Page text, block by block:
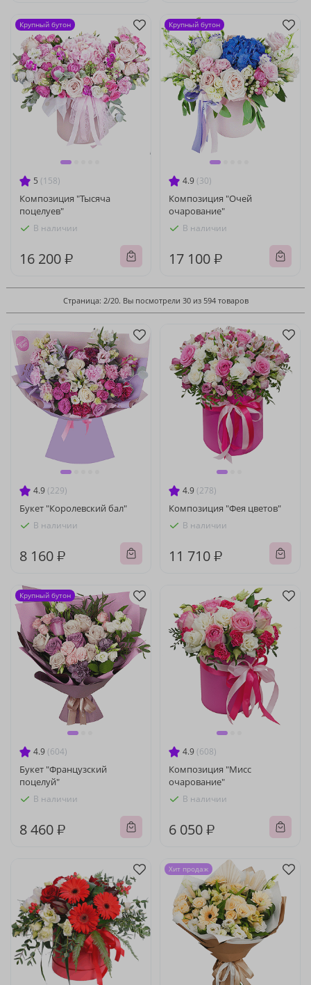
5 (158)
Композиция "Тысяча
поцелуев"
В наличии
16 200 ₽
Крупный бутон
4.9 (30)
Композиция "Очей
очарование"
В наличии
17 100 ₽
Крупный бутон
Страница: 2/20. Вы посмотрели 30 из 594 товаров
4.9 (229)
Букет "Королевский бал"
В наличии
8 160 ₽
4.9 (278)
Композиция "Фея цветов"
В наличии
11 710 ₽
4.9 (604)
Букет "Французский
поцелуй"
В наличии
8 460 ₽
Крупный бутон
4.9 (608)
Композиция "Мисс
очарование"
В наличии
6 050 ₽
Хит продаж